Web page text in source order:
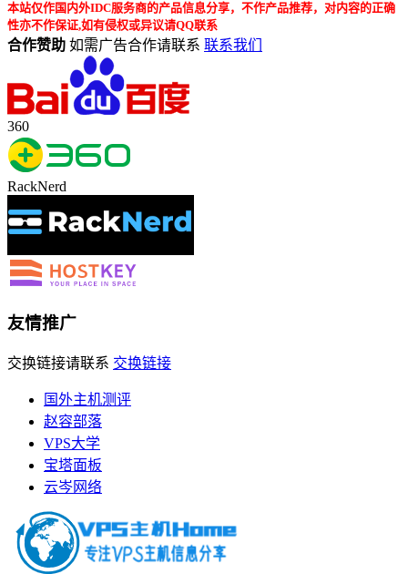
本站仅作国内外IDC服务商的产品信息分享，不作产品推荐，对内容的正确
性亦不作保证,如有侵权或异议请QQ联系
合作赞助 如需广告合作请联系 联系我们
360
RackNerd
友情推广
交换链接请联系 交换链接
国外主机测评
赵容部落
VPS大学
宝塔面板
云岑网络